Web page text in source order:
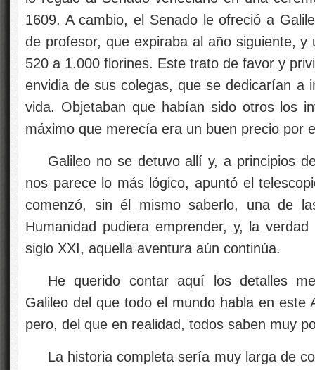
1609. A cambio, el Senado le ofreció a
de profesor, que expiraba al año siguiente,
520 a 1.000 florines. Este trato de favor y
envidia de sus colegas, que se dedicarían a
vida. Objetaban que habían sido otros los
máximo que merecía era un buen precio por
Galileo no se detuvo allí y, a principios
nos parece lo más lógico, apuntó el
comenzó, sin él mismo saberlo, una de
Humanidad pudiera emprender, y, la
siglo XXI, aquella aventura aún continúa.
He querido contar aquí los detalles
Galileo del que todo el mundo habla en este
pero, del que en realidad, todos saben muy
La historia completa sería muy larga de